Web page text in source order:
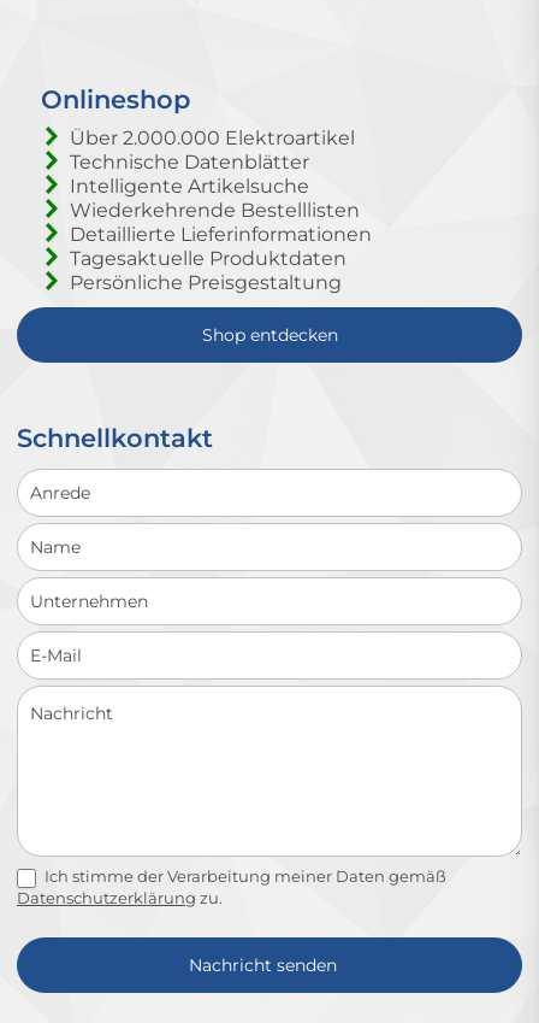
Onlineshop
Über 2.000.000 Elektroartikel
Technische Datenblätter
Intelligente Artikelsuche
Wiederkehrende Bestelllisten
Detaillierte Lieferinformationen
Tagesaktuelle Produktdaten
Persönliche Preisgestaltung
Shop entdecken
Schnellkontakt
Schnellkontakt
Ich stimme der Verarbeitung meiner Daten gemäß
Datenschutzerklärung zu.
Nachricht senden